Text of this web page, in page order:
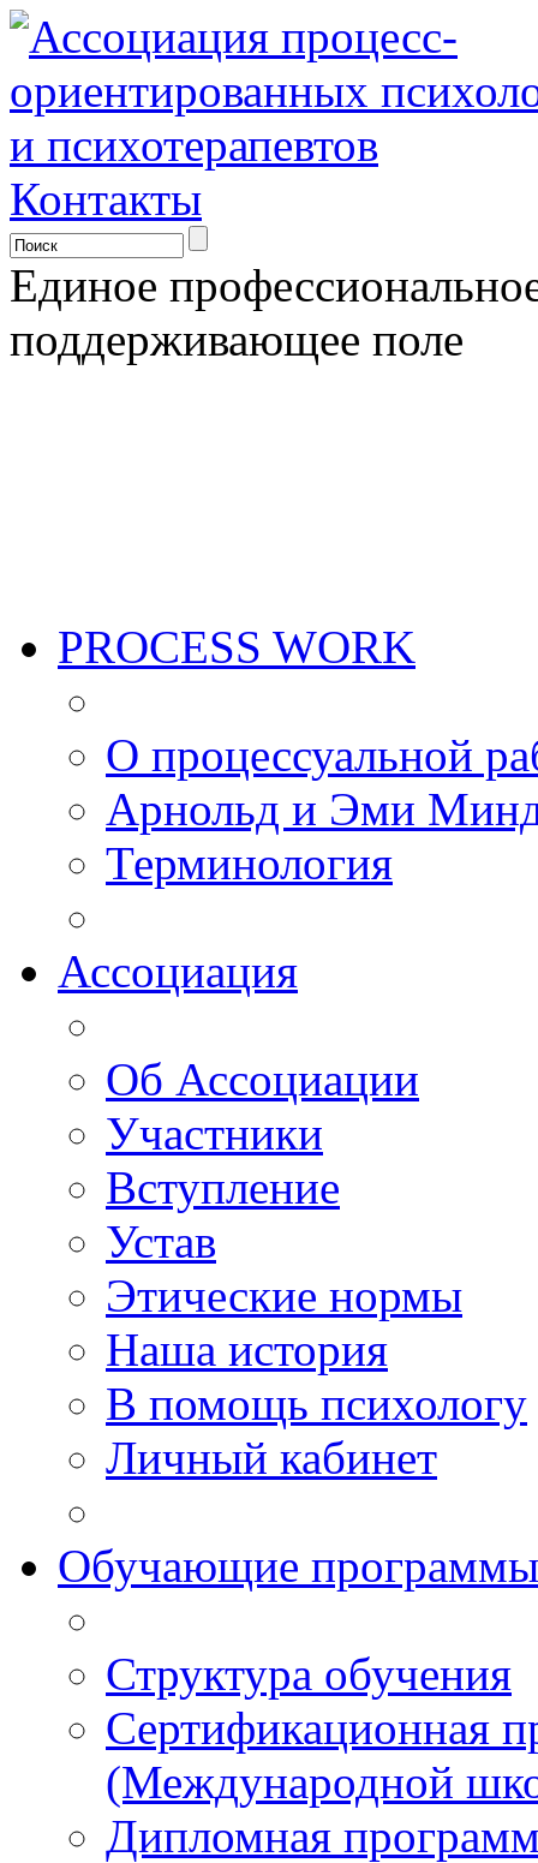
Контакты
Единое
поддерживающее поле
PROCESS WORK
О процессуальной
Арнольд и Эми
Терминология
Ассоциация
Об Ассоциации
Участники
Вступление
Устав
Этические нормы
Наша история
В помощь психологу
Личный кабинет
Обучающие программы
Структура обучения
Сертификационная
(Международной
Дипломная